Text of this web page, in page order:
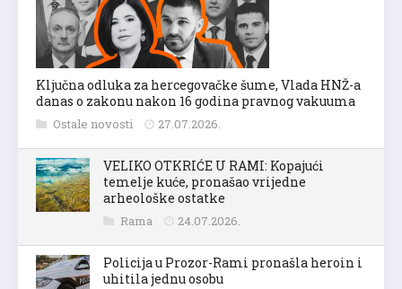
Ključna odluka za hercegovačke šume, Vlada HNŽ-a
danas o zakonu nakon 16 godina pravnog vakuuma
Ostale novosti 27.07.2026.
VELIKO OTKRIĆE U RAMI: Kopajući
temelje kuće, pronašao vrijedne
arheološke ostatke
Rama 24.07.2026.
Policija u Prozor-Rami pronašla heroin i
uhitila jednu osobu